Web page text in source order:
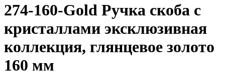
274-160-Gold Ручка скоба с
кристаллами эксклюзивная
коллекция, глянцевое золото
160 мм